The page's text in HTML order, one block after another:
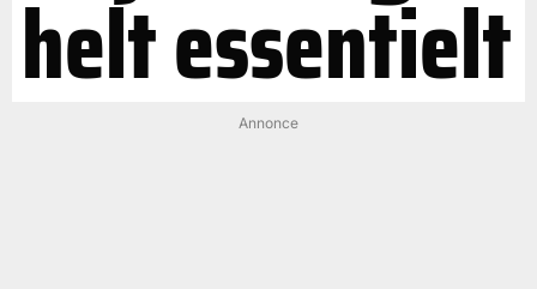
helt essentielt
Annonce